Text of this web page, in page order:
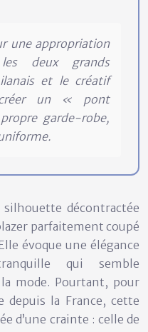
une appropriation
les deux grands
et le créatif
un « pont
garde-robe,
silhouette décontractée
parfaitement coupé
évoque une élégance
qui semble
mode. Pourtant, pour
depuis la France, cette
d’une crainte : celle de